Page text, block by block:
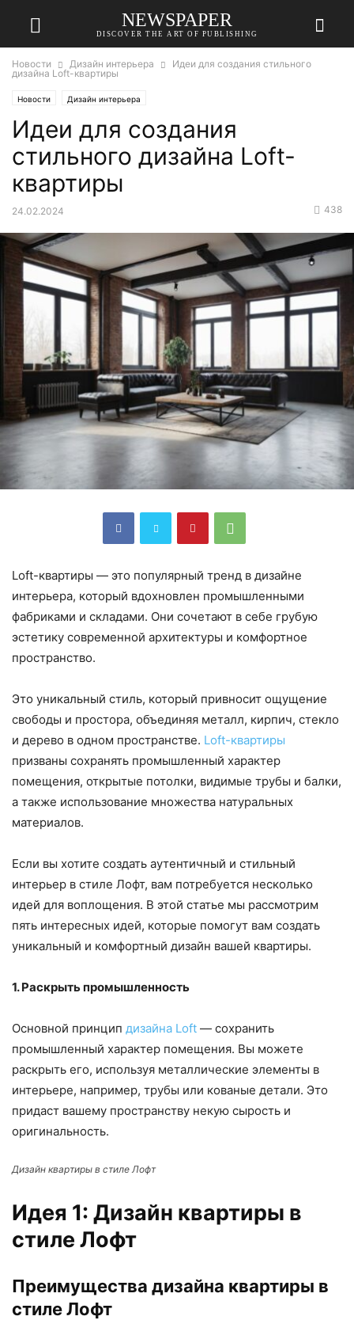
NEWSPAPER
DISCOVER THE ART OF PUBLISHING
Новости Дизайн интерьера
Идеи для создания стильного
дизайна Loft-квартиры
Новости Дизайн интерьера
Идеи для создания
стильного дизайна Loft-
квартиры
24.02.2024 438
Loft-квартиры — это популярный тренд в дизайне
интерьера, который вдохновлен промышленными
фабриками и складами. Они сочетают в себе грубую
эстетику современной архитектуры и комфортное
пространство.
Это уникальный стиль, который привносит ощущение
свободы и простора, объединяя металл, кирпич, стекло
и дерево в одном пространстве. Loft-квартиры
призваны сохранять промышленный характер
помещения, открытые потолки, видимые трубы и балки,
а также использование множества натуральных
материалов.
Если вы хотите создать аутентичный и стильный
интерьер в стиле Лофт, вам потребуется несколько
идей для воплощения. В этой статье мы рассмотрим
пять интересных идей, которые помогут вам создать
уникальный и комфортный дизайн вашей квартиры.
1. Раскрыть промышленность
Основной принцип дизайна Loft — сохранить
промышленный характер помещения. Вы можете
раскрыть его, используя металлические элементы в
интерьере, например, трубы или кованые детали. Это
придаст вашему пространству некую сырость и
оригинальность.
Дизайн квартиры в стиле Лофт
Идея 1: Дизайн квартиры в
стиле Лофт
Преимущества дизайна квартиры в
стиле Лофт